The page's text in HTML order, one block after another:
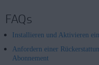
FAQs
Installieren und Aktivieren
Anfordern einer
Abonnement